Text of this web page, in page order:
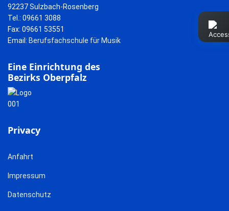
92237 Sulzbach-Rosenberg
Tel.: 09661 3088
Fax: 09661 53551
Email: Berufsfachschule für Musik
Eine Einrichtung des
Bezirks Oberpfalz
Privacy
Anfahrt
Impressum
Datenschutz